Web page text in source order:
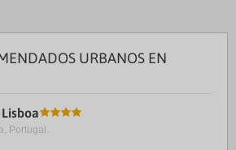
URBANOS EN
Portugal.